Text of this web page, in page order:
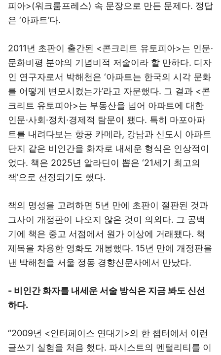
피아>(워크룸프레스) 속 문장으로 만든 문제다. 정답
은 ‘아파트’다.
2011년 초판이 출간된 <콘크리트 유토피아>는 인문·
문화비평 분야의 기념비적 저술이라 할 만하다. 디자
인 연구자로서 박해천은 ‘아파트는 한국의 시각 문화
를 어떻게 변모시켰는가’라고 자문했다. 그 결과 <콘
크리트 유토피아>는 부동산을 넘어 아파트에 대한
인문·사회·정치·경제적 탐문이 됐다. 특히 마포아파
트를 내려다보는 항공 카메라, 강남과 신도시 아파트
단지 같은 비인간을 화자로 내세운 형식은 인상적이
었다. 책은 2025년 알라딘이 뽑은 ‘21세기 최고의
책’으로 선정되기도 했다.
책의 명성을 고려하면 5년 만에 초판이 절판된 것과
그사이 개정판이 나오지 않은 것이 의외다. 그 공백
기에 책은 중고 서점에서 원가 이상에 거래됐다. 책
제목을 차용한 영화도 개봉했다. 15년 만에 개정판을
낸 박해천을 서울 정동 경향신문사에서 만났다.
- 비인간 화자를 내세운 서술 방식은 지금 봐도 신선
하다.
“2009년 <인터페이스 연대기>의 한 챕터에서 이런
글쓰기 실험을 처음 했다. 파시스트의 멘털리티를 이